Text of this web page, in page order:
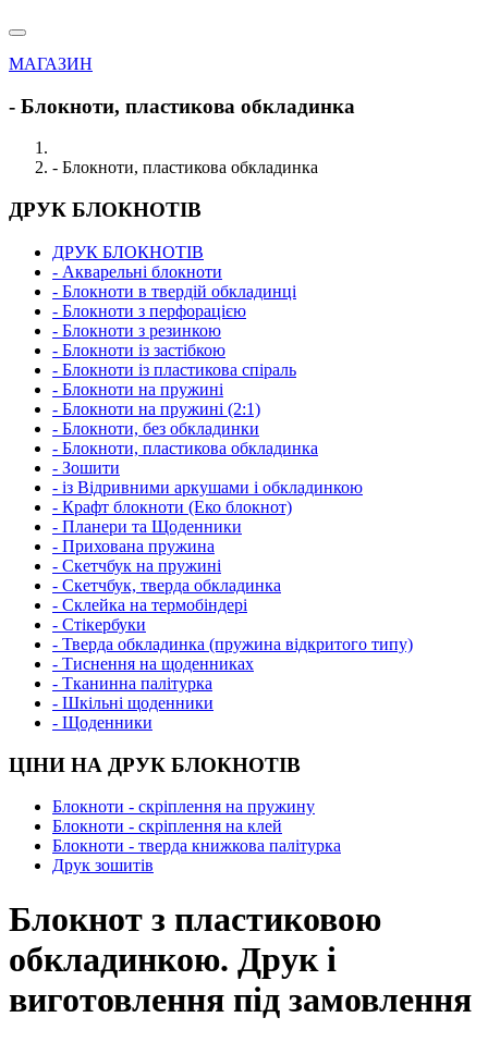
МАГАЗИН
- Блокноти, пластикова обкладинка
- Блокноти, пластикова обкладинка
ДРУК БЛОКНОТІВ
ДРУК БЛОКНОТІВ
- Акварельні блокноти
- Блокноти в твердій обкладинці
- Блокноти з перфорацією
- Блокноти з резинкою
- Блокноти із застібкою
- Блокноти із пластикова спіраль
- Блокноти на пружині
- Блокноти на пружині (2:1)
- Блокноти, без обкладинки
- Блокноти, пластикова обкладинка
- Зошити
- із Відривними аркушами і обкладинкою
- Крафт блокноти (Еко блокнот)
- Планери та Щоденники
- Прихована пружина
- Скетчбук на пружині
- Скетчбук, тверда обкладинка
- Склейка на термобіндері
- Стікербуки
- Тверда обкладинка (пружина відкритого типу)
- Тиснення на щоденниках
- Тканинна палітурка
- Шкільні щоденники
- Щоденники
ЦІНИ НА ДРУК БЛОКНОТІВ
Блокноти - скріплення на пружину
Блокноти - скріплення на клей
Блокноти - тверда книжкова палітурка
Друк зошитів
Блокнот з пластиковою
обкладинкою. Друк і
виготовлення під замовлення